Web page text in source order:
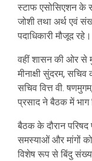
स्टाफ एसोसिएशन के
जोशी तथा अर्थ एवं
पदाधिकारी मौजूद रहे।
वहीं शासन की ओर से
मीनाक्षी सुंदरम,
सचिव वित्त वी.
प्रसाद ने बैठक में भाग
बैठक के दौरान परिषद
समस्याओं और मांगों
विशेष रूप से बिंदु